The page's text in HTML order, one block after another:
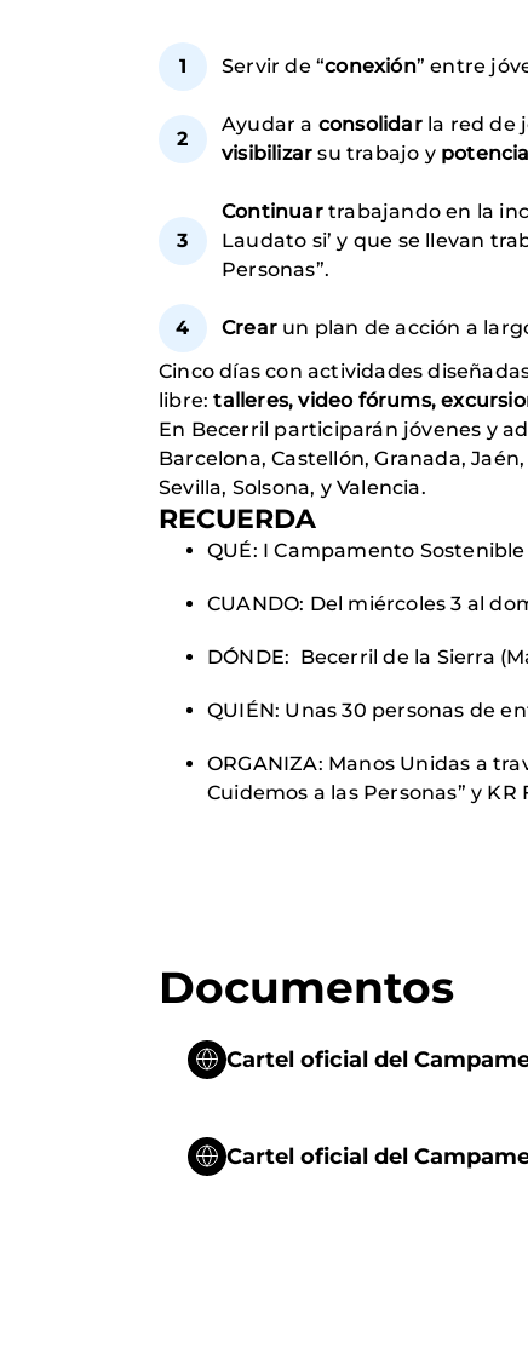
Servir de “conexión” entre
Ayudar a consolidar la red de
visibilizarsu trabajo y
Continuar trabajando en la
Laudato si’ y que se llevan
Personas”.
Crear un plan de acción a
Cinco días con actividades
libre:talleres, video fórums,
En Becerril participarán jóvenes y
Barcelona, Castellón, Granada,
Sevilla, Solsona, y Valencia.
RECUERDA
QUÉ: I Campamento
CUANDO: Del miércoles 3 al
DÓNDE: Becerril de la Sierra
QUIÉN: Unas 30 personas de
ORGANIZA: Manos Unidas a
Cuidemos a las Personas” y KR
Documentos
Cartel oficial del
Cartel oficial del